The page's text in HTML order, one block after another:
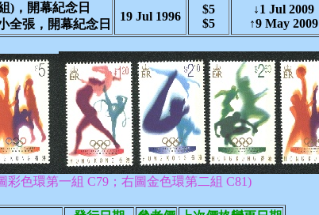
)，開幕紀念日
全張，開幕紀念日
19 Jul 1996
$5
$5
↓1 Jul 2009
↑9 May 2009
彩色環第一組 C79；右圖金色環第二組 C81)